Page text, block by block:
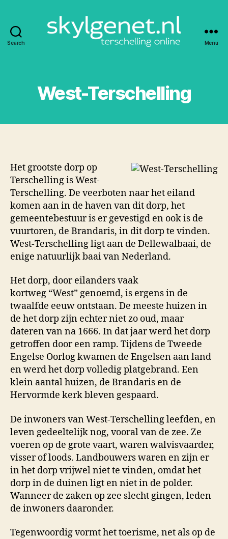
Search
online
Menu
West-Terschelling
Het grootste dorp op
Terschelling is West-
Terschelling. De veerboten naar het eiland
komen aan in de haven van dit dorp, het
gemeentebestuur is er gevestigd en ook is de
vuurtoren, de Brandaris, in dit dorp te vinden.
West-Terschelling ligt aan de Dellewalbaai, de
enige natuurlijk baai van Nederland.
Het dorp, door eilanders vaak
kortweg “West” genoemd, is ergens in de
twaalfde eeuw ontstaan. De meeste huizen in
de het dorp zijn echter niet zo oud, maar
dateren van na 1666. In dat jaar werd het dorp
getroffen door een ramp. Tijdens de Tweede
Engelse Oorlog kwamen de Engelsen aan land
en werd het dorp volledig platgebrand. Een
klein aantal huizen, de Brandaris en de
Hervormde kerk bleven gespaard.
De inwoners van West-Terschelling leefden, en
leven gedeeltelijk nog, vooral van de zee. Ze
voeren op de grote vaart, waren walvisvaarder,
visser of loods. Landbouwers waren en zijn er
in het dorp vrijwel niet te vinden, omdat het
dorp in de duinen ligt en niet in de polder.
Wanneer de zaken op zee slecht gingen, leden
de inwoners daaronder.
Tegenwoordig vormt het toerisme, net als op de